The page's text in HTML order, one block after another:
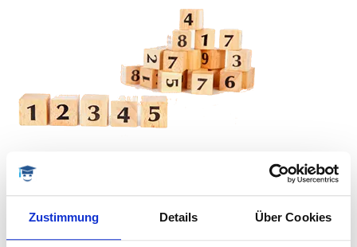
Zustimmung Details Über Cookies
Das Kernstück der qualitativen Inhaltsanalyse bildet das
Kategoriensystem. Hierfür ist eine genaue Definition
jeder einzelnen Kategorie und Unterkategorie
erforderlich. Jede Kategorie muss exakt in ihrer